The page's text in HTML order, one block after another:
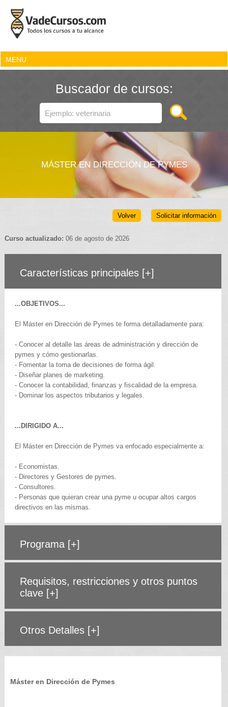
MENU
Buscador de cursos:
MÁSTER EN DIRECCIÓN DE PYMES
Solicitar información
Volver
Curso actualizado: 06 de agosto de 2026
Características principales [+]
...OBJETIVOS...
El Máster en Dirección de Pymes te forma detalladamente para:
- Conocer al detalle las áreas de administración y dirección de
pymes y cómo gestionarlas.
- Fomentar la toma de decisiones de forma ágil.
- Diseñar planes de marketing.
- Conocer la contabilidad, finanzas y fiscalidad de la empresa.
- Dominar los aspectos tributarios y legales.
...DIRIGIDO A...
El Máster en Dirección de Pymes va enfocado especialmente a:
- Economistas.
- Directores y Gestores de pymes.
- Consultores.
- Personas que quieran crear una pyme u ocupar altos cargos
directivos en las mismas.
Programa [+]
Requisitos, restricciones y otros puntos
clave [+]
Otros Detalles [+]
Máster en Dirección de Pymes